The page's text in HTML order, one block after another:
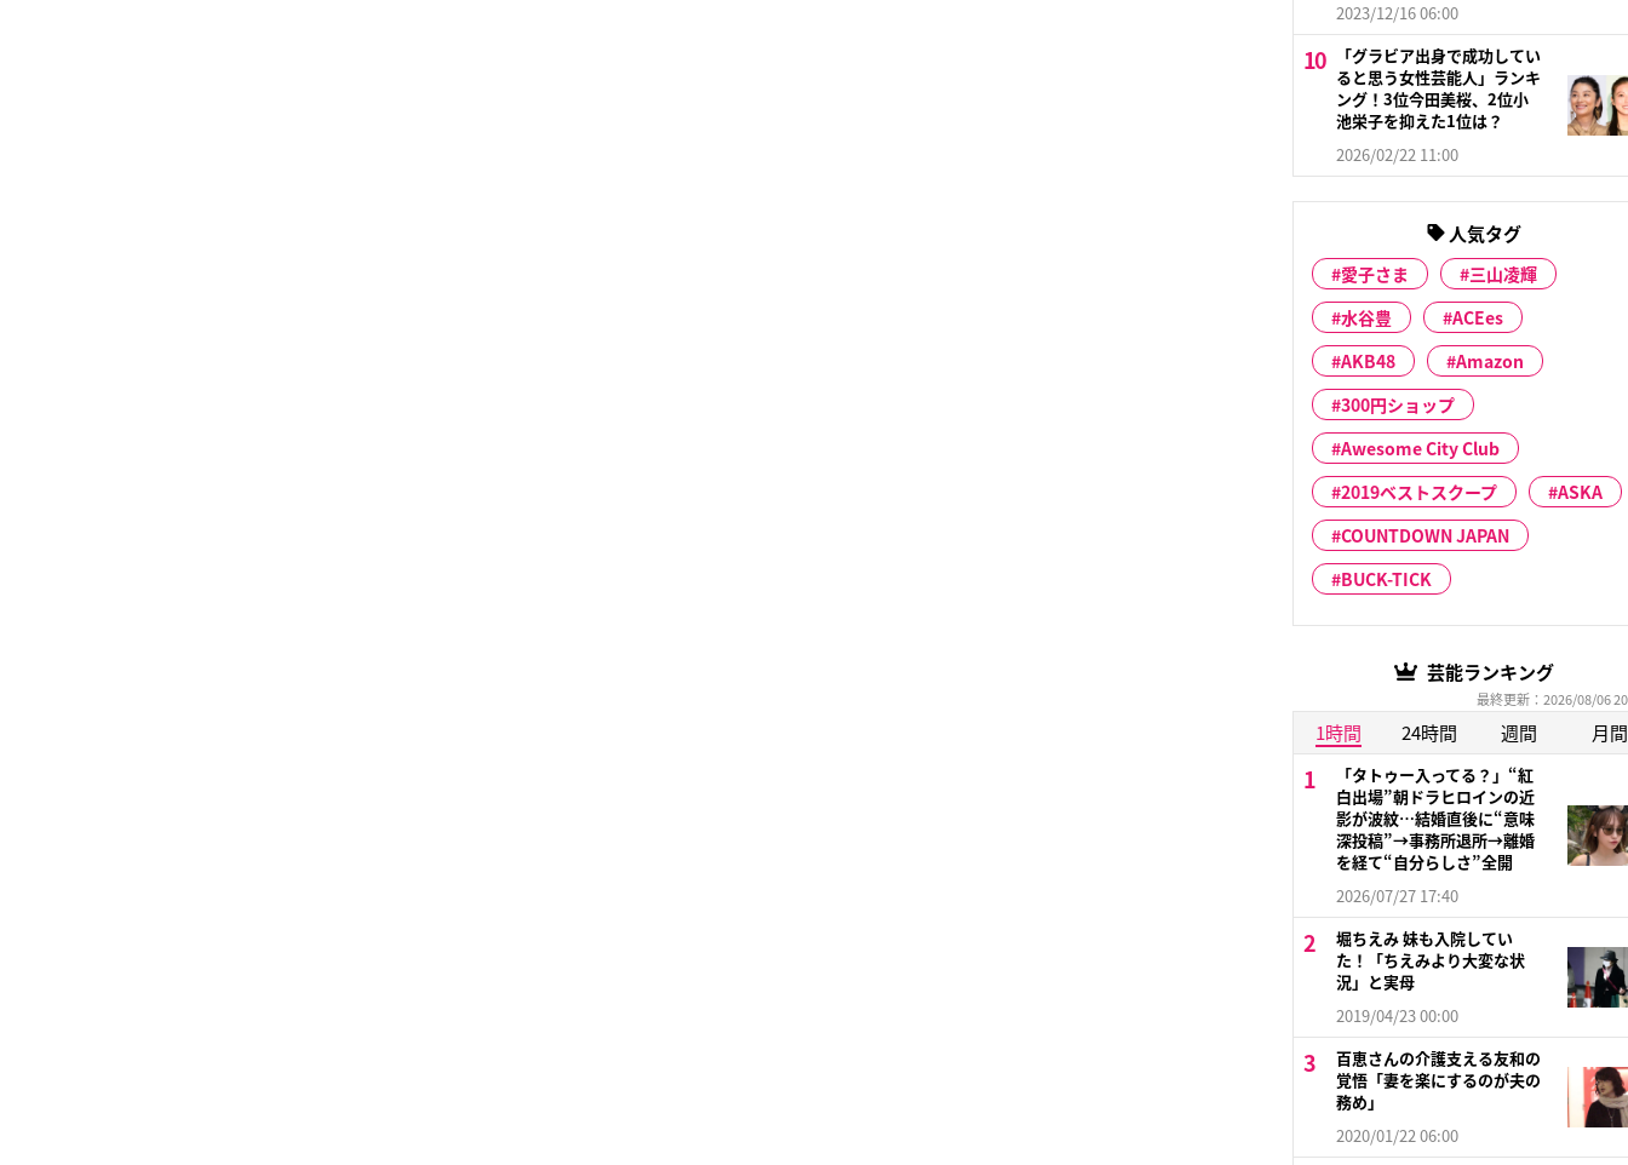
2023/12/16 06:00
「グラビア出身で成功してい
ると思う女性芸能人」ランキ
ング！3位今田美桜、2位小
池栄子を抑えた1位は？
2026/02/22 11:00
人気タグ
愛子さま
三山凌輝
水谷豊
ACEes
AKB48
Amazon
300円ショップ
Awesome City Club
2019ベストスクープ
ASKA
COUNTDOWN JAPAN
BUCK-TICK
芸能ランキング
最終更新：2026/08/06
1時間 24時間 週間 月間
「タトゥー入ってる？」“紅
白出場”朝ドラヒロインの近
影が波紋…結婚直後に“意味
深投稿”→事務所退所→離婚
を経て“自分らしさ”全開
2026/07/27 17:40
堀ちえみ 妹も入院してい
た！「ちえみより大変な状
況」と実母
2019/04/23 00:00
百恵さんの介護支える友和の
覚悟「妻を楽にするのが夫の
務め」
2020/01/22 06:00